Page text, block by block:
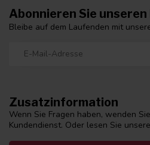
Zusatzinformation
Wenn Sie Fragen haben, wenden
Kundendienst. Oder lesen Sie
Abonnieren Sie
Bleibe auf dem Laufenden mit